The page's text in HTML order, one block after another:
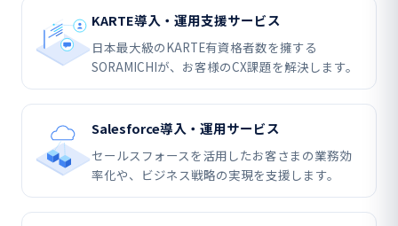
KARTE導入・運用支援サービス
日本最大級のKARTE有資格者数を擁する
SORAMICHIが、お客様のCX課題を解決します。
Salesforce導入・運用サービス
セールスフォースを活用したお客さまの業務効
率化や、ビジネス戦略の実現を支援します。